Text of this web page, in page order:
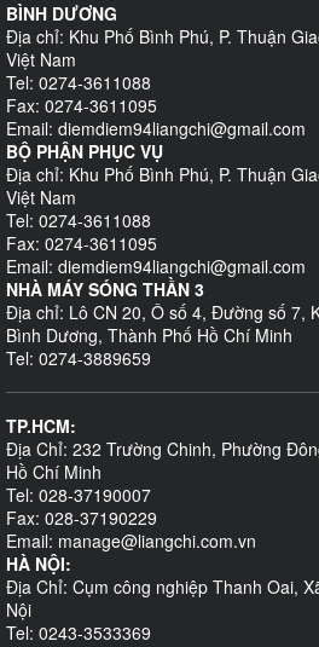
BÌNH DƯƠNG
Địa chỉ: Khu Phố Bình Phú, P. Thuận
Việt Nam
Tel: 0274-3611088
Fax: 0274-3611095
Email: diemdiem94liangchi@gmail.com
BỘ PHẬN PHỤC VỤ
Địa chỉ: Khu Phố Bình Phú, P. Thuận
Việt Nam
Tel: 0274-3611088
Fax: 0274-3611095
Email: diemdiem94liangchi@gmail.com
NHÀ MÁY SÓNG THẦN 3
Địa chỉ: Lô CN 20, Ô số 4, Đường số 7,
Bình Dương, Thành Phố Hồ Chí Minh
Tel: 0274-3889659
TP.HCM:
Địa Chỉ: 232 Trường Chinh, Phường
Hồ Chí Minh
Tel: 028-37190007
Fax: 028-37190229
Email: manage@liangchi.com.vn
HÀ NỘI:
Địa Chỉ: Cụm công nghiệp Thanh Oai,
Nội
Tel: 0243-3533369